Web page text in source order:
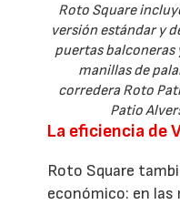
Roto Square
versión estándar y
puertas balconeras
manillas de
corredera Roto
Patio
La eficiencia de
Roto Square
económico: en